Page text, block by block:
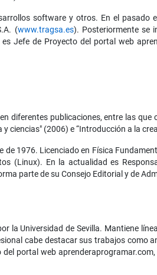
software y otros. En el
(www.tragsa.es). Posteriormente se
Jefe de Proyecto del portal web
diferentes publicaciones, entre las que
ciencias" (2006) e “Introducción a la
1976. Licenciado en Física
(Linux). En la actualidad es
parte de su Consejo Editorial y de
la Universidad de Sevilla. Mantiene
cabe destacar sus trabajos como
portal web